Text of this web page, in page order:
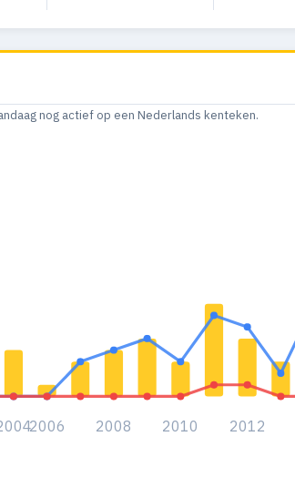
nog actief op een Nederlands kenteken.
2006 2008 2010 2012